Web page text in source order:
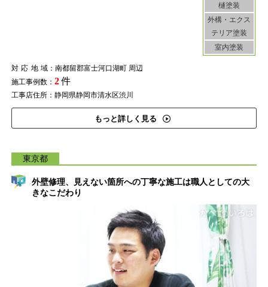
樋塗装
外構・エクス
テリア塗装
室内塗装
対応地域：南都留郡富士河口湖町 周辺
施工事例数： 2件
工事店住所：静岡県静岡市清水区渋川
もっと詳しく見る
東京都
外壁修理、見えない箇所への丁寧な施工は職人としての大
きなこだわり